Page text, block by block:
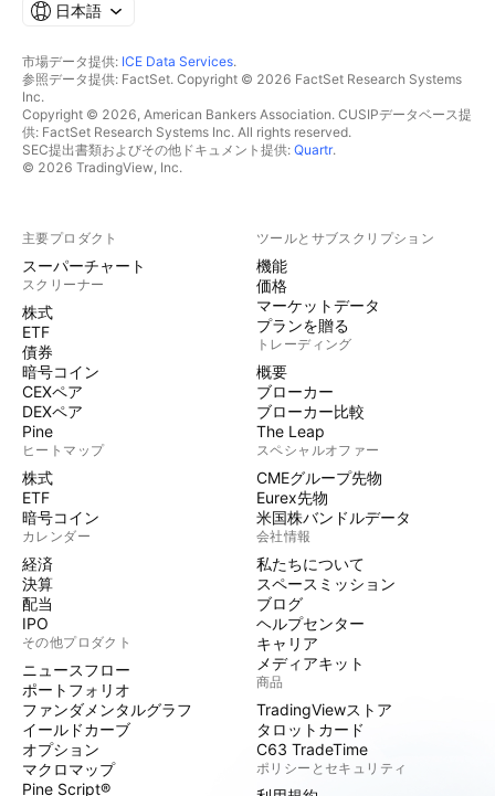
日本語
市場データ提供: ICE Data Services.
参照データ提供: FactSet. Copyright © 2026 FactSet Research Systems
Inc.
Copyright © 2026, American Bankers Association. CUSIPデータベース提
供: FactSet Research Systems Inc. All rights reserved.
SEC提出書類およびその他ドキュメント提供: Quartr.
© 2026 TradingView, Inc.
主要プロダクト
スーパーチャート
スクリーナー
株式
ETF
債券
暗号コイン
CEXペア
DEXペア
Pine
ヒートマップ
株式
ETF
暗号コイン
カレンダー
経済
決算
配当
IPO
その他プロダクト
ニュースフロー
ポートフォリオ
ファンダメンタルグラフ
イールドカーブ
オプション
マクロマップ
Pine Script®
ツールとサブスクリプション
機能
価格
マーケットデータ
プランを贈る
トレーディング
概要
ブローカー
ブローカー比較
The Leap
スペシャルオファー
CMEグループ先物
Eurex先物
米国株バンドルデータ
会社情報
私たちについて
スペースミッション
ブログ
ヘルプセンター
キャリア
メディアキット
商品
TradingViewストア
タロットカード
C63 TradeTime
ポリシーとセキュリティ